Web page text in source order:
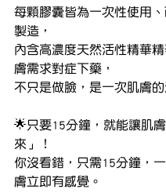
每顆膠囊皆為一次性使用
製造，
內含高濃度天然活性精華
膚需求對症下藥，
不只是做臉，是一次肌膚的
🌟只要15分鐘，就能讓肌
來」！
你沒看錯，只需15分鐘，
膚立即有感覺。